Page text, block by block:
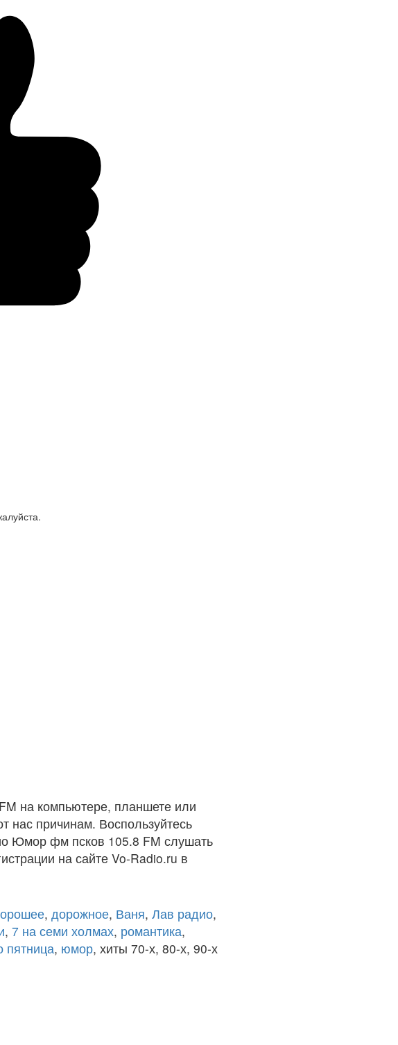
на компьютере, планшете или
нас причинам. Воспользуйтесь
Юмор фм псков 105.8 FM слушать
на сайте Vo-Radio.ru в
, дорожное, Ваня, Лав радио,
, 7 на семи холмах, романтика,
пятница, юмор, хиты 70-х, 80-х, 90-х